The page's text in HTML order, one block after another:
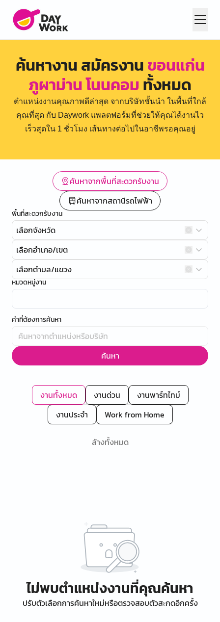
ค้นหางาน สมัครงานขอนแก่น
ภูผาม่าน โนนคอมทั้งหมด
ตำแหน่งงานคุณภาพดีล่าสุด จากบริษัทชั้นนำ ในพื้นที่ใกล้
คุณที่สุด กับ Daywork แพลตฟอร์มที่ช่วยให้คุณได้งานไว
เร็วสุดใน 1 ชั่วโมง เส้นทางต่อไปในอาชีพรอคุณอยู่
ค้นหาจากพื้นที่สะดวกรับงาน
ค้นหาจากสถานีรถไฟฟ้า
พื้นที่สะดวกรับงาน
เลือกจังหวัด
เลือกอำเภอ/เขต
เลือกตำบล/แขวง
หมวดหมู่งาน
คำที่ต้องการค้นหา
ค้นหา
งานทั้งหมด งานด่วน
งานพาร์ทไทม์
งานประจำ
Work from Home
ล้างทั้งหมด
ไม่พบตำแหน่งงานที่คุณค้นหา
ปรับตัวเลือกการค้นหาใหม่หรือตรวจสอบตัวสะกดอีกครั้ง